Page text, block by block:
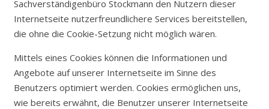
Sachverständigenbüro Stockmann den Nutzern dieser
Internetseite nutzerfreundlichere Services bereitstellen,
die ohne die Cookie-Setzung nicht möglich wären.
Mittels eines Cookies können die Informationen und
Angebote auf unserer Internetseite im Sinne des
Benutzers optimiert werden. Cookies ermöglichen uns,
wie bereits erwähnt, die Benutzer unserer Internetseite